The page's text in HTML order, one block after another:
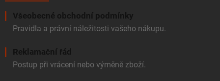
Všeobecné obchodní podmínky
Pravidla a právní náležitosti vašeho nákupu.
Reklamační řád
Postup při vrácení nebo výměně zboží.